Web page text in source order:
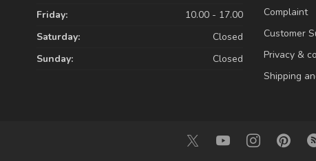
Friday:
10.00 - 17.00
Saturday:
Closed
Sunday:
Closed
Complaint
Customer
Privacy &
Shipping